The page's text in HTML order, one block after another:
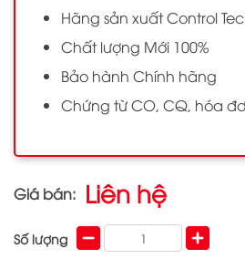
Hãng sản xuất Control
Chất lượng Mới 100%
Bảo hành Chính hãng
Chứng từ CO, CQ, hóa
Giá bán: Liên hệ
Số lượng